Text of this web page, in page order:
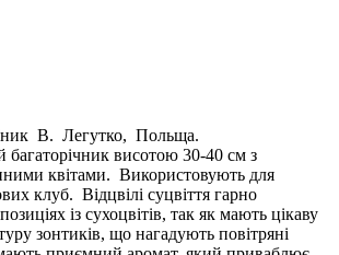
В. Легутко, Польща.
багаторічник висотою 30-40 см з
квітами. Використовують для
клуб. Відцвілі суцвіття гарно
із сухоцвітів, так як мають цікаву
зонтиків, що нагадують повітряні